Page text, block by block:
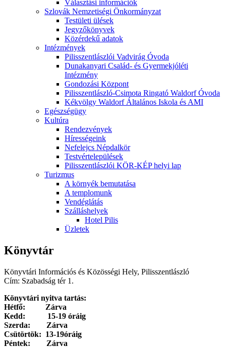
Választási információk
Szlovák Nemzetiségi Önkormányzat
Testületi ülések
Jegyzőkönyvek
Közérdekű adatok
Intézmények
Pilisszentlászlói Vadvirág Óvoda
Dunakanyari Család- és Gyermekjóléti
Intézmény
Gondozási Központ
Pilisszentlászló-Csimota Ringató Waldorf Óvoda
Kékvölgy Waldorf Általános Iskola és AMI
Egészségügy
Kultúra
Rendezvények
Hírességeink
Nefelejcs Népdalkör
Testvértelepülések
Pilisszentlászlói KÖR-KÉP helyi lap
Turizmus
A környék bemutatása
A templomunk
Vendéglátás
Szálláshelyek
Hotel Pilis
Üzletek
Könyvtár
Könyvtári Információs és Közösségi Hely, Pilisszentlászló
Cím: Szabadság tér 1.
Könyvtári nyitva tartás:
Hétfő: Zárva
Kedd: 15-19 óráig
Szerda: Zárva
Csütörtök: 13-19óráig
Péntek: Zárva